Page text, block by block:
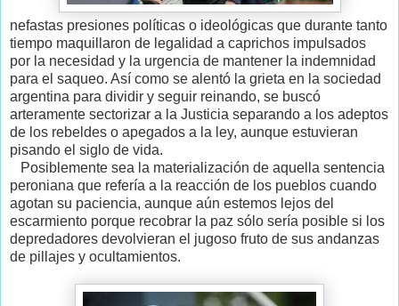
nefastas presiones políticas o ideológicas que durante tanto
tiempo maquillaron de legalidad a caprichos impulsados
por la necesidad y la urgencia de mantener la indemnidad
para el saqueo. Así como se alentó la grieta en la sociedad
argentina para dividir y seguir reinando, se buscó
arteramente sectorizar a la Justicia separando a los adeptos
de los rebeldes o apegados a la ley, aunque estuvieran
pisando el siglo de vida.
Posiblemente sea la materialización de aquella sentencia
peroniana que refería a la reacción de los pueblos cuando
agotan su paciencia, aunque aún estemos lejos del
escarmiento porque recobrar la paz sólo sería posible si los
depredadores devolvieran el jugoso fruto de sus andanzas
de pillajes y ocultamientos.